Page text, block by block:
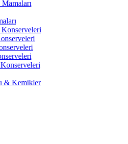
& Kemikler